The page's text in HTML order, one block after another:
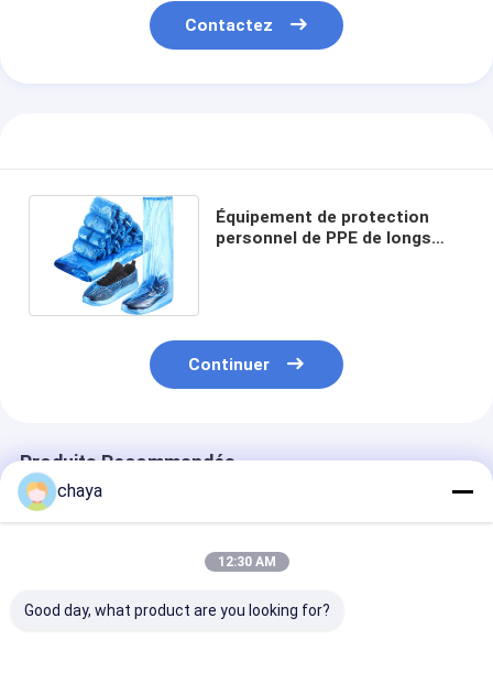
Contactez
Équipement de protection
personnel de PPE de longs
Continuer
Produits Recommandés
chaya
12:30 AM
Good day, what product are you looking for?